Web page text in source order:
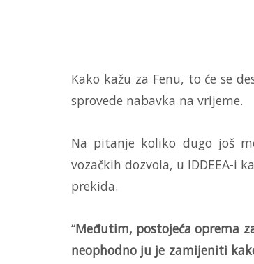
Kako kažu za Fenu, to će se
sprovede nabavka na vrijeme.
Na pitanje koliko dugo još
vozačkih dozvola, u IDDEEA-i
prekida.
“Međutim, postojeća oprema
neophodno ju je zamijeniti